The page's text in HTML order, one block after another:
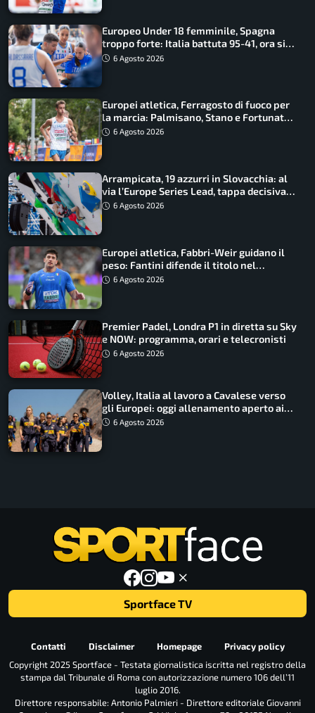
Europeo Under 18 femminile, Spagna
troppo forte: Italia battuta 95-41, ora si
gioca il Mondiale
6 Agosto 2026
Europei atletica, Ferragosto di fuoco per
la marcia: Palmisano, Stano e Fortunato
guidano l’Italia
6 Agosto 2026
Arrampicata, 19 azzurri in Slovacchia: al
via l’Europe Series Lead, tappa decisiva
per la Speed
6 Agosto 2026
Europei atletica, Fabbri-Weir guidano il
peso: Fantini difende il titolo nel
martello
6 Agosto 2026
Premier Padel, Londra P1 in diretta su Sky
e NOW: programma, orari e telecronisti
6 Agosto 2026
Volley, Italia al lavoro a Cavalese verso
gli Europei: oggi allenamento aperto ai
tifosi
6 Agosto 2026
Sportface TV
Contatti Disclaimer Homepage
Privacy policy
Copyright 2025 Sportface - Testata giornalistica iscritta nel registro della
stampa dal Tribunale di Roma con autorizzazione numero 106 dell’11
luglio 2016.
Direttore responsabile: Antonio Palmieri - Direttore editoriale Giovanni